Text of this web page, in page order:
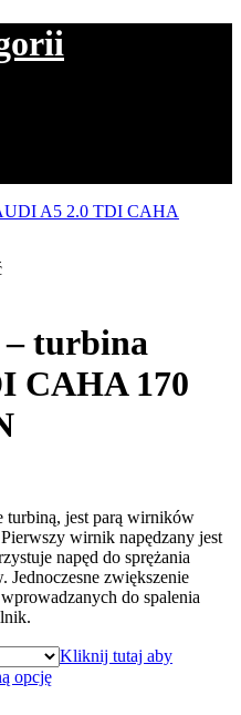
– turbina
CAHA 170
turbiną, jest parą wirników
wirnik napędzany jest
napęd do sprężania
Jednoczesne zwiększenie
do spalenia
Kliknij tutaj aby
opcję